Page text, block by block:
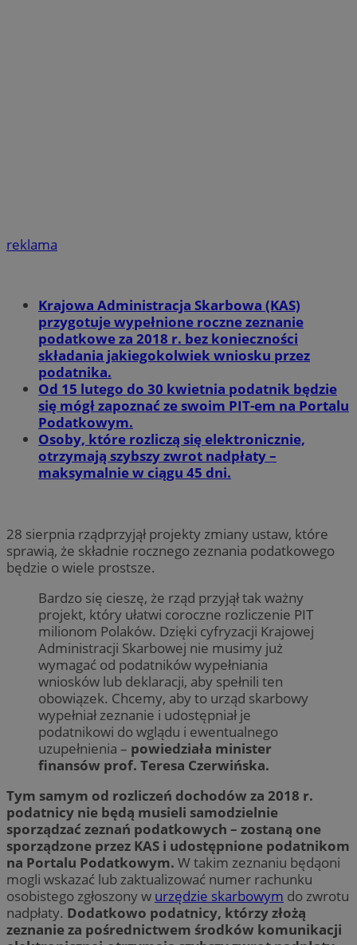
reklama
Krajowa Administracja Skarbowa (KAS)
przygotuje wypełnione roczne zeznanie
podatkowe za 2018 r. bez konieczności
składania jakiegokolwiek wniosku przez
podatnika.
Od 15 lutego do 30 kwietnia podatnik będzie
się mógł zapoznać ze swoim PIT-em na Portalu
Podatkowym.
Osoby, które rozliczą się elektronicznie,
otrzymają szybszy zwrot nadpłaty –
maksymalnie w ciągu 45 dni.
28 sierpnia rządprzyjął projekty zmiany ustaw, które
sprawią, że składnie rocznego zeznania podatkowego
będzie o wiele prostsze.
Bardzo się cieszę, że rząd przyjął tak ważny
projekt, który ułatwi coroczne rozliczenie PIT
milionom Polaków. Dzięki cyfryzacji Krajowej
Administracji Skarbowej nie musimy już
wymagać od podatników wypełniania
wniosków lub deklaracji, aby spełnili ten
obowiązek. Chcemy, aby to urząd skarbowy
wypełniał zeznanie i udostępniał je
podatnikowi do wglądu i ewentualnego
uzupełnienia – powiedziała minister
finansów prof. Teresa Czerwińska.
Tym samym od rozliczeń dochodów za 2018 r.
podatnicy nie będą musieli samodzielnie
sporządzać zeznań podatkowych – zostaną one
sporządzone przez KAS i udostępnione podatnikom
na Portalu Podatkowym. W takim zeznaniu będąoni
mogli wskazać lub zaktualizować numer rachunku
osobistego zgłoszony w urzędzie skarbowym do zwrotu
nadpłaty. Dodatkowo podatnicy, którzy złożą
zeznanie za pośrednictwem środków komunikacji